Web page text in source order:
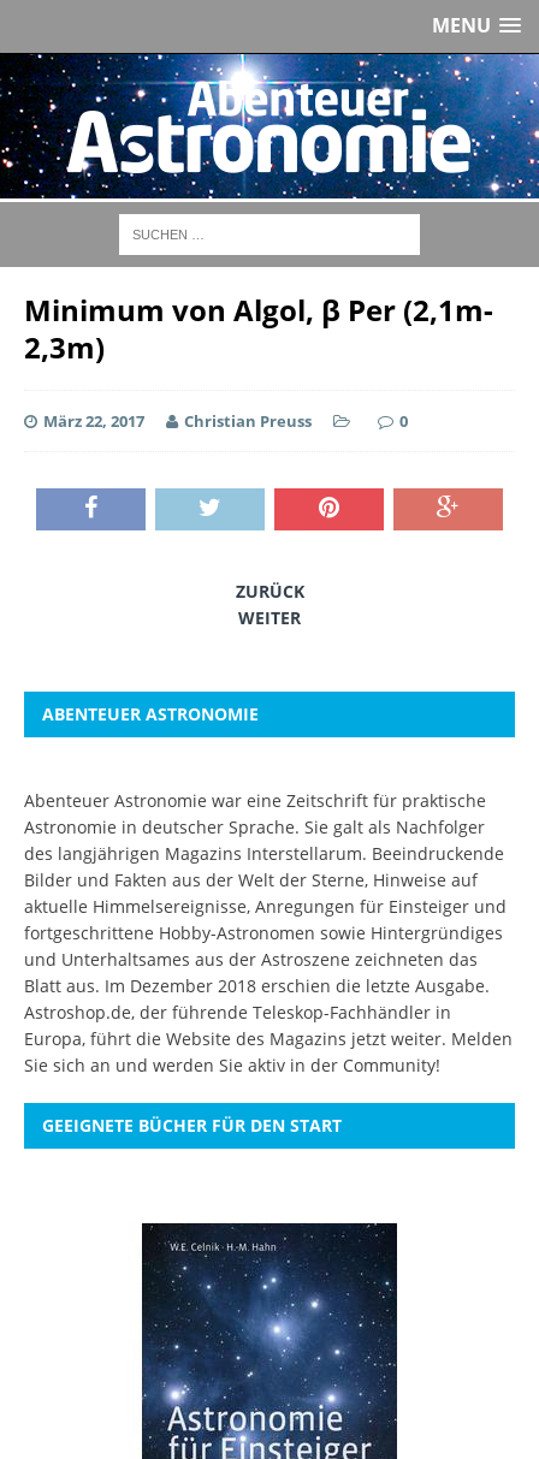
MENU
Minimum von Algol, β Per (2,1m-
2,3m)
März 22, 2017 Christian Preuss 0
ZURÜCK
WEITER
ABENTEUER ASTRONOMIE
Abenteuer Astronomie war eine Zeitschrift für praktische
Astronomie in deutscher Sprache. Sie galt als Nachfolger
des langjährigen Magazins Interstellarum. Beeindruckende
Bilder und Fakten aus der Welt der Sterne, Hinweise auf
aktuelle Himmelsereignisse, Anregungen für Einsteiger und
fortgeschrittene Hobby-Astronomen sowie Hintergründiges
und Unterhaltsames aus der Astroszene zeichneten das
Blatt aus. Im Dezember 2018 erschien die letzte Ausgabe.
Astroshop.de, der führende Teleskop-Fachhändler in
Europa, führt die Website des Magazins jetzt weiter. Melden
Sie sich an und werden Sie aktiv in der Community!
GEEIGNETE BÜCHER FÜR DEN START